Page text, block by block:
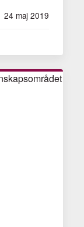
24 maj 2019